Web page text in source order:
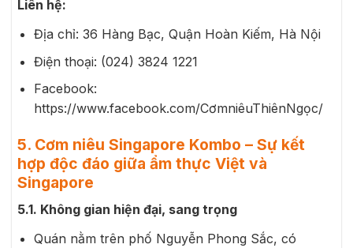
Liên hệ:
Địa chỉ: 36 Hàng Bạc, Quận Hoàn Kiếm, Hà Nội
Điện thoại: (024) 3824 1221
Facebook:
https://www.facebook.com/CơmniêuThiênNgọc/
5. Cơm niêu Singapore Kombo – Sự kết
hợp độc đáo giữa ẩm thực Việt và
Singapore
5.1. Không gian hiện đại, sang trọng
Quán nằm trên phố Nguyễn Phong Sắc, có